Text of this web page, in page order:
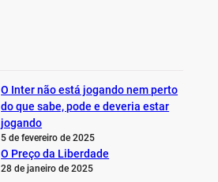
O Inter não está jogando nem perto
do que sabe, pode e deveria estar
jogando
5 de fevereiro de 2025
O Preço da Liberdade
28 de janeiro de 2025